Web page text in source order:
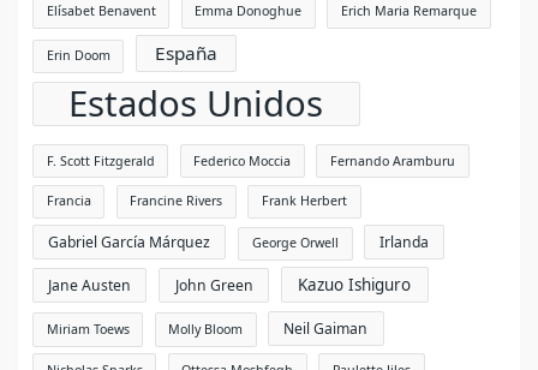
Elísabet Benavent Emma Donoghue Erich Maria Remarque
Erin Doom España
Estados Unidos
F. Scott Fitzgerald Federico Moccia Fernando Aramburu
Francia Francine Rivers Frank Herbert
Gabriel García Márquez George Orwell Irlanda
Jane Austen John Green Kazuo Ishiguro
Miriam Toews Molly Bloom Neil Gaiman